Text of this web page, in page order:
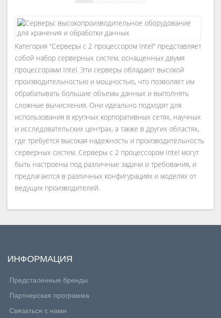
Категория "Серверы с 2 процессором Intel" представляет
собой набор серверных систем, оснащенных двумя
процессорами Intel. Эти серверы обладают высокой
производительностью и мощностью, что позволяет им
обрабатывать большие объемы данных и выполнять
сложные вычисления. Они идеально подходят для
использования в крупных корпоративных сетях, научных
и исследовательских центрах, а также в других областях,
где требуется высокая надежность и производительность
серверных систем. Серверы с 2 процессором Intel могут
быть настроены под различные задачи и требования, и
предлагаются в различных конфигурациях и моделях от
ведущих производителей.
ИНФОРМАЦИЯ
Предсталенные бренды
Партнерская программа
Связаться с нами